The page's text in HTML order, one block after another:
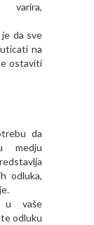
varira,
da sve
na
ostaviti
da
medju
odluka,
u vaše
odluku